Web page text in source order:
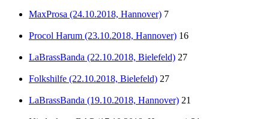
MaxProsa (24.10.2018, Hannover) 7
Procol Harum (23.10.2018, Hannover) 16
LaBrassBanda (22.10.2018, Bielefeld) 27
Folkshilfe (22.10.2018, Bielefeld) 27
LaBrassBanda (19.10.2018, Hannover) 21